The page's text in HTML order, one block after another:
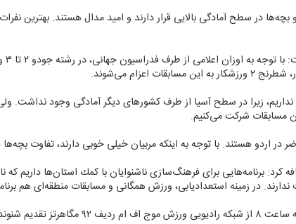
در سطح آمادگی بالایی قرار دارند و امید مدال هستند. بهترین نفرات
مسابقات شركت می‌كنیم.
در اردو هستند. با توجه به اینكه مربیان خیلی خوبی دارند، تفاوت
كرد: برنامه‌هایی برای فرهنگ‌سازی ناشنوایان با كمك استان‌ها داریم كه
در زمینه استعدادیابی، ورزش همگانی و مسابقات منطقه‌ای هم
شنوندگان می‌شود.